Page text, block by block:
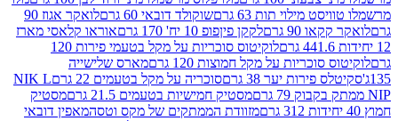
מילוי תות 63 גרם
שוקולד דובאי 60 גרם
לואקר אגוז 90
90 גרם
לקקן פיןפופ 10 יח' 170 גרם
אוראו קלאסי מארז
לוקיטוס סוכריות על מקל בטעמי פירות 120
על מקל חמוצות 120 גרם
מארס שלישייה
פירות יער 38 גרם
סוכריה על מקל בטעמים 22 גרם
NIK L
מסטיק חמישיות בטעמים 21.5 גרם
מסטיק
מזוודת הממתקים של מקס וטסהמאפין דובאי